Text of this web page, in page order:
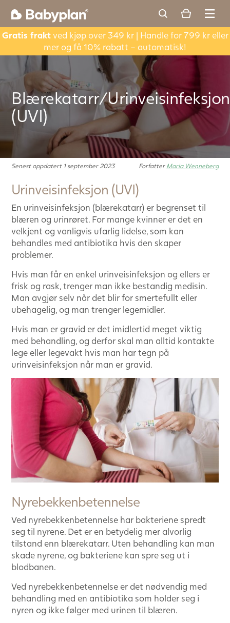
Gratis fraktved kjøp over 349 kr | Handle for 799 kr eller
mer og få 10% rabatt – automatisk!
Blærekatarr/Urinveisinfeksjon
(UVI)
Senest oppdatert 1 september 2023 Forfatter Maria Wenneberg
Urinveisinfeksjon (UVI)
En urinveisinfeksjon (blærekatarr) er begrenset til
blæren og urinrøret. For mange kvinner er det en
velkjent og vanligvis ufarlig lidelse, som kan
behandles med antibiotika hvis den skaper
problemer.
Hvis man får en enkel urinveisinfeksjon og ellers er
frisk og rask, trenger man ikke bestandig medisin.
Man avgjør selv når det blir for smertefullt eller
ubehagelig, og man trenger legemidler.
Hvis man er gravid er det imidlertid meget viktig
med behandling, og derfor skal man alltid kontakte
lege eller legevakt hvis man har tegn på
urinveisinfeksjon når man er gravid.
Nyrebekkenbetennelse
Ved nyrebekkenbetennelse har bakteriene spredt
seg til nyrene. Det er en betydelig mer alvorlig
tilstand enn blærekatarr. Uten behandling kan man
skade nyrene, og bakteriene kan spre seg ut i
blodbanen.
Ved nyrebekkenbetennelse er det nødvendig med
behandling med en antibiotika som holder seg i
nyren og ikke følger med urinen til blæren.